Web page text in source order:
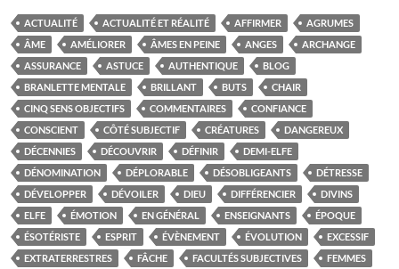
ACTUALITÉ ACTUALITÉ ET RÉALITÉ AFFIRMER
AGRUMES
ÂME
AMÉLIORER ÂMES EN PEINE ANGES
ARCHANGE
ASSURANCE
ASTUCE AUTHENTIQUE
BLOG
BRANLETTE MENTALE
BRILLANT BUTS
CHAIR
CINQ SENS OBJECTIFS
COMMENTAIRES
CONFIANCE
CONSCIENT
CÔTÉ SUBJECTIF CRÉATURES
DANGEREUX
DÉCENNIES
DÉCOUVRIR DÉFINIR
DEMI-ELFE
DÉNOMINATION
DÉPLORABLE DÉSOBLIGEANTS
DÉTRESSE
DÉVELOPPER
DÉVOILER DIEU DIFFÉRENCIER
DIVINS
ELFE
ÉMOTION EN GÉNÉRAL ENSEIGNANTS
ÉPOQUE
ÉSOTÉRISTE
ESPRIT ÉVÈNEMENT ÉVOLUTION
EXCESSIF
EXTRATERRESTRES
FÂCHE FACULTÉS SUBJECTIVES FEMMES